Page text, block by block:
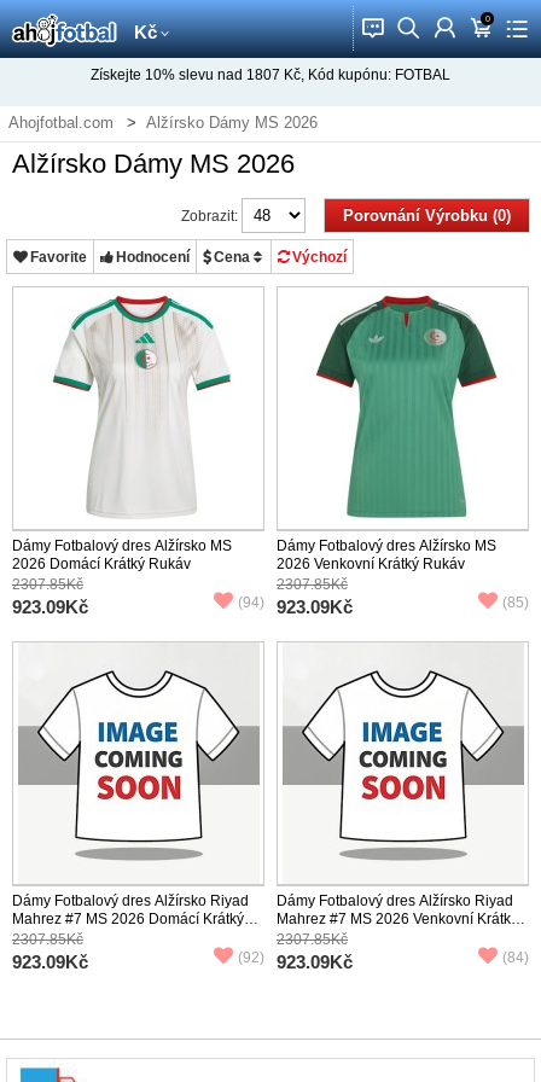
Kč 󰂱 󰂨 󰃳 0
󰃦 󰃖
Získejte 10% slevu nad 1807 Kč, Kód kupónu: FOTBAL
Ahojfotbal.com Alžírsko Dámy MS 2026
Alžírsko Dámy MS 2026
Porovnání Výrobku (0)
Zobrazit:
Favorite Hodnocení Cena Výchozí
Dámy Fotbalový dres Alžírsko MS
2026 Domácí Krátký Rukáv
2307.85Kč
923.09Kč (94)
Dámy Fotbalový dres Alžírsko MS
2026 Venkovní Krátký Rukáv
2307.85Kč
923.09Kč (85)
Dámy Fotbalový dres Alžírsko Riyad
Mahrez #7 MS 2026 Domácí Krátký
Rukáv
2307.85Kč
923.09Kč (92)
Dámy Fotbalový dres Alžírsko Riyad
Mahrez #7 MS 2026 Venkovní Krátký
Rukáv
2307.85Kč
923.09Kč (84)